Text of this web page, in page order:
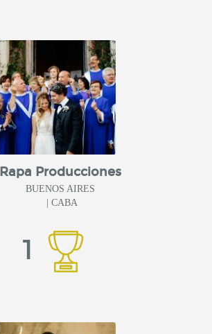
Rapa Producciones
BUENOS AIRES
| CABA
1